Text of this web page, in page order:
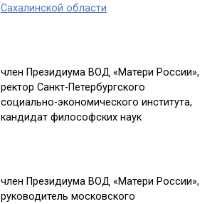
Сахалинской области
член Президиума ВОД «Матери России»,
ректор Санкт-Петербургского
социально-экономического института,
кандидат философских наук
член Президиума ВОД «Матери России»,
руководитель московского